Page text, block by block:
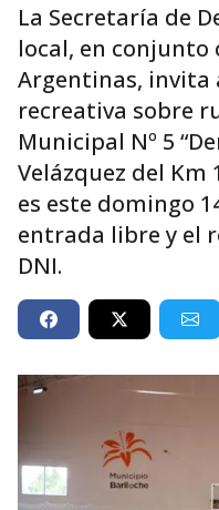
La Secretaría de
local, en conjunto
Argentinas, invita
recreativa sobre
Municipal Nº 5
Velázquez del Km
es este domingo
entrada libre y el
DNI.